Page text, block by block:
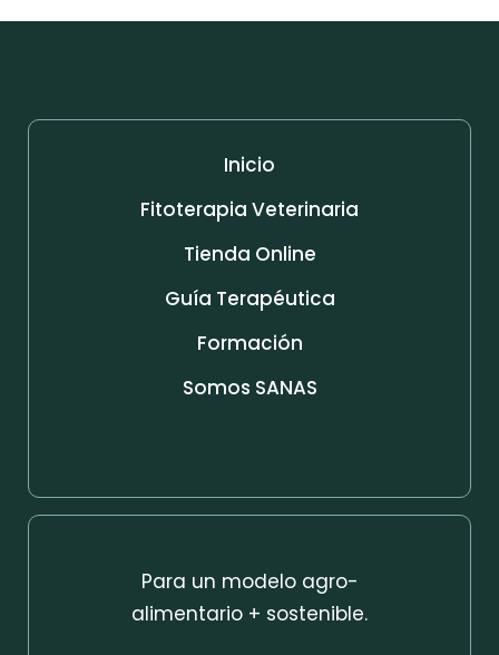
Inicio
Fitoterapia Veterinaria
Tienda Online
Guía Terapéutica
Formación
Somos SANAS
Para un modelo agro-
alimentario + sostenible.